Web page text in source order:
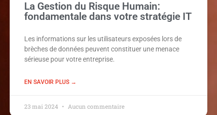
La Gestion du Risque Humain:
fondamentale dans votre stratégie IT
Les informations sur les utilisateurs exposées lors de
brèches de données peuvent constituer une menace
sérieuse pour votre entreprise.
EN SAVOIR PLUS →
23 mai 2024 Aucun commentaire